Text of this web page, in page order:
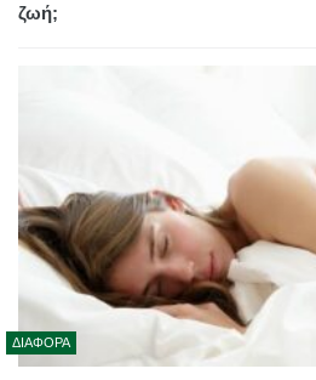
ζωή;
ΔΙΆΦΟΡΑ